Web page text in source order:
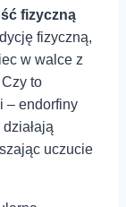
fizyczną
fizyczną,
w walce z
to
– endorfiny
uczucie